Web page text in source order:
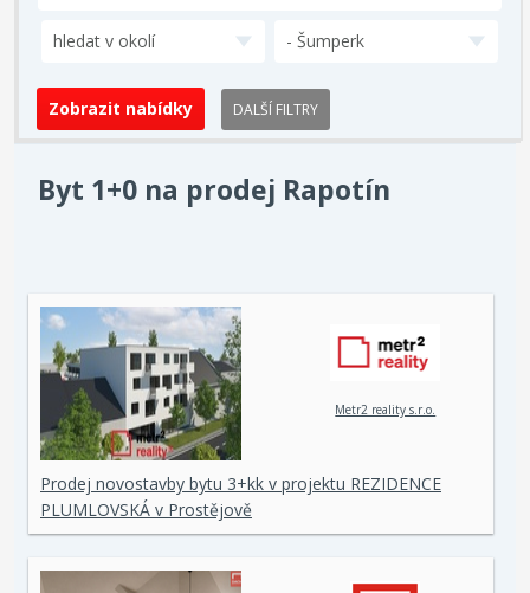
hledat v okolí - Šumperk
DALŠÍ FILTRY
Byt 1+0 na prodej Rapotín
Metr2 reality s.r.o.
Prodej novostavby bytu 3+kk v projektu REZIDENCE
PLUMLOVSKÁ v Prostějově